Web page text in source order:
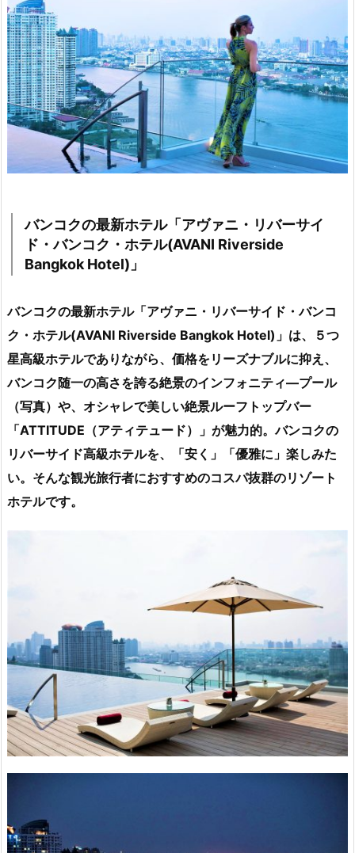
バンコクの最新ホテル「アヴァニ・リバーサイ
ド・バンコク・ホテル(AVANI Riverside
Bangkok Hotel)」
バンコクの最新ホテル「アヴァニ・リバーサイド・バンコ
ク・ホテル(AVANI Riverside Bangkok Hotel)」は、５つ
星高級ホテルでありながら、価格をリーズナブルに抑え、
バンコク随一の高さを誇る絶景のインフォニティ―プール
（写真）や、オシャレで美しい絶景ルーフトップバー
「ATTITUDE（アティテュード）」が魅力的。バンコクの
リバーサイド高級ホテルを、「安く」「優雅に」楽しみた
い。そんな観光旅行者におすすめのコスパ抜群のリゾート
ホテルです。